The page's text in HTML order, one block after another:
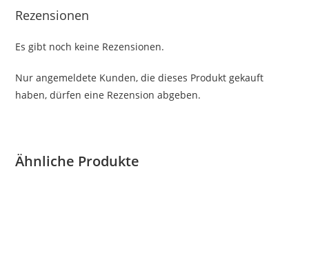
Rezensionen
Es gibt noch keine Rezensionen.
Nur angemeldete Kunden, die dieses Produkt gekauft
haben, dürfen eine Rezension abgeben.
Ähnliche Produkte